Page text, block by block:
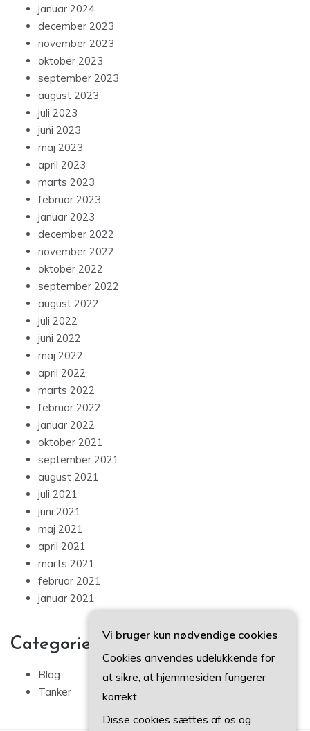
januar 2024
december 2023
november 2023
oktober 2023
september 2023
august 2023
juli 2023
juni 2023
maj 2023
april 2023
marts 2023
februar 2023
januar 2023
december 2022
november 2022
oktober 2022
september 2022
august 2022
juli 2022
juni 2022
maj 2022
april 2022
marts 2022
februar 2022
januar 2022
oktober 2021
september 2021
august 2021
juli 2021
juni 2021
maj 2021
april 2021
marts 2021
februar 2021
januar 2021
Categories
Blog
Tanker
Vi bruger kun nødvendige cookies
Cookies anvendes udelukkende for
at sikre, at hjemmesiden fungerer
korrekt.
Disse cookies sættes af os og